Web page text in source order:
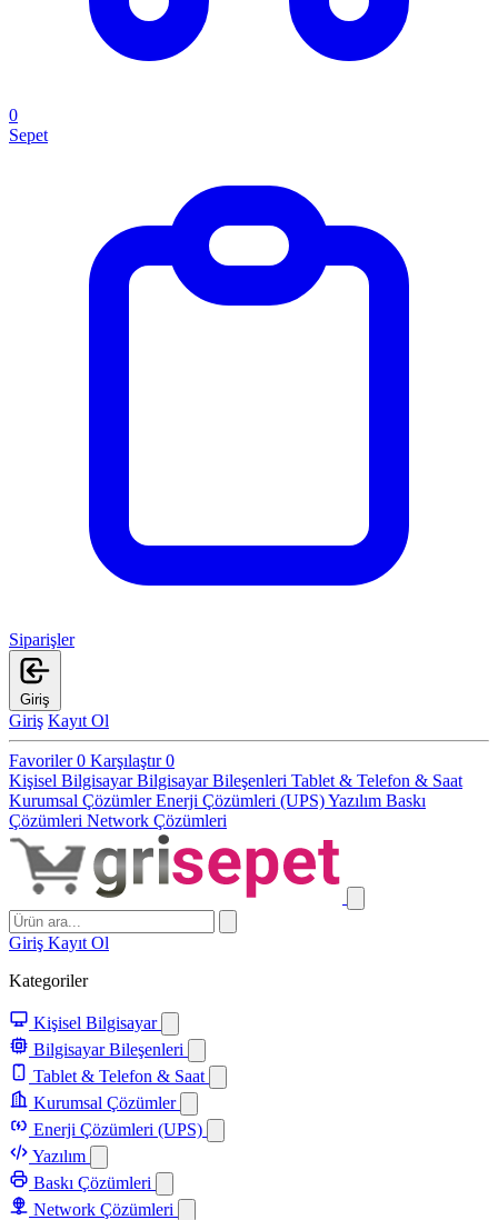
0
Sepet
Siparişler
Giriş
Giriş Kayıt Ol
Favoriler0 Karşılaştır0
Kişisel BilgisayarBilgisayar Bileşenleri Tablet & Telefon & Saat
Kurumsal ÇözümlerEnerji Çözümleri (UPS)Yazılım Baskı
Çözümleri Network Çözümleri
Giriş Kayıt Ol
Kategoriler
Kişisel Bilgisayar
Bilgisayar Bileşenleri
Tablet & Telefon & Saat
Kurumsal Çözümler
Enerji Çözümleri (UPS)
Yazılım
Baskı Çözümleri
Network Çözümleri